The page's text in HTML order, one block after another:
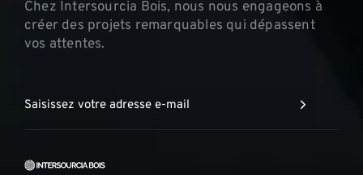
Chez Intersourcia Bois, nous nous engageons à
créer des projets remarquables qui dépassent
vos attentes.